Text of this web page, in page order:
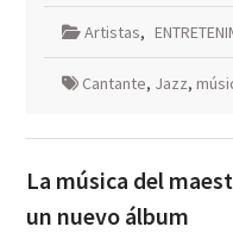
Artistas,
Cantante, Jazz,
La música del
un nuevo álbum